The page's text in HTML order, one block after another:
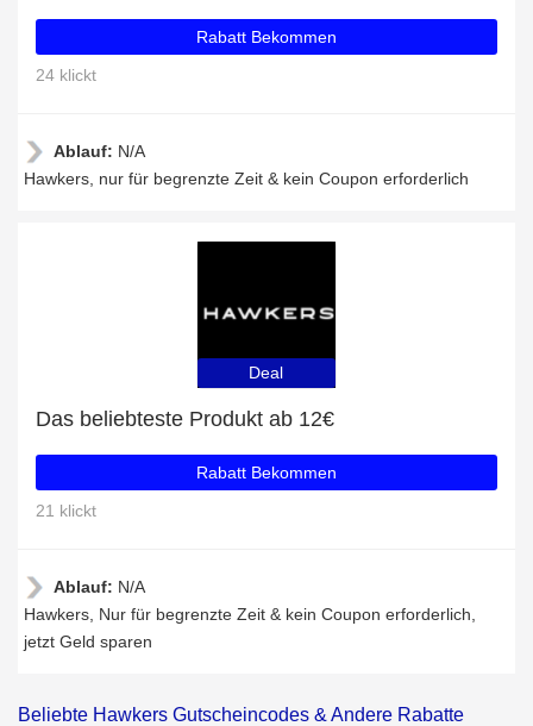
Rabatt Bekommen
24 klickt
Ablauf: N/A
Hawkers, nur für begrenzte Zeit & kein Coupon erforderlich
Deal
Das beliebteste Produkt ab 12€
Rabatt Bekommen
21 klickt
Ablauf: N/A
Hawkers, Nur für begrenzte Zeit & kein Coupon erforderlich,
jetzt Geld sparen
Beliebte Hawkers Gutscheincodes & Andere Rabatte